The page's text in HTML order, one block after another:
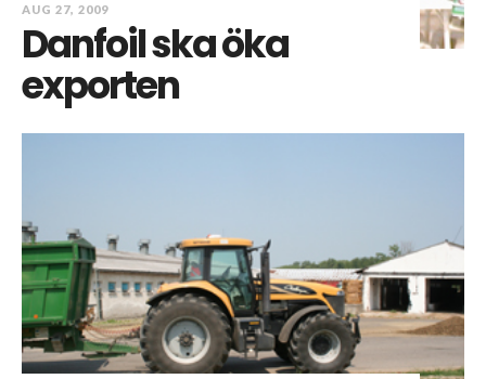
AUG 27, 2009
Danfoil ska öka
exporten